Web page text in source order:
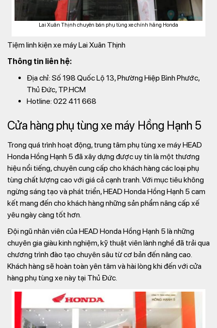
Lai Xuân Thịnh chuyên bán phụ tùng xe chính hãng Honda
Tiệm linh kiện xe máy Lai Xuân Thịnh
Thông tin liên hệ:
Địa chỉ: Số 198 Quốc Lộ 13, Phường Hiệp Bình Phước,
Thủ Đức, TP.HCM
Hotline: 022 411 668
Cửa hàng phụ tùng xe máy Hồng Hạnh 5
Trong quá trình hoạt động, trung tâm phụ tùng xe máy HEAD
Honda Hồng Hạnh 5 đã xây dựng được uy tín là một thương
hiệu nổi tiếng, chuyên cung cấp cho khách hàng các loại phụ
tùng chất lượng cao với giá cả cạnh tranh. Với mục tiêu không
ngừng sáng tạo và phát triển, HEAD Honda Hồng Hạnh 5 cam
kết mang đến cho khách hàng những sản phẩm nâng cấp xế
yêu ngày càng tốt hơn.
Đội ngũ nhân viên của HEAD Honda Hồng Hạnh 5 là những
chuyên gia giàu kinh nghiệm, kỹ thuật viên lành nghề đã trải qua
chương trình đào tạo chuyên sâu từ cơ bản đến nâng cao.
Khách hàng sẽ hoàn toàn yên tâm và hài lòng khi đến với cửa
hàng phụ tùng xe này tại Thủ Đức.